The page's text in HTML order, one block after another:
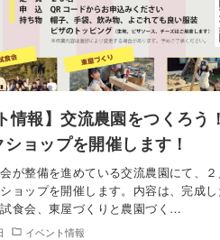
情報】交流農園をつくろう
ョップを開催します！
が整備を進めている交流農園にて、２
ョップを開催します。内容は、完成
食会、東屋づくりと農園づく…
イベント情報